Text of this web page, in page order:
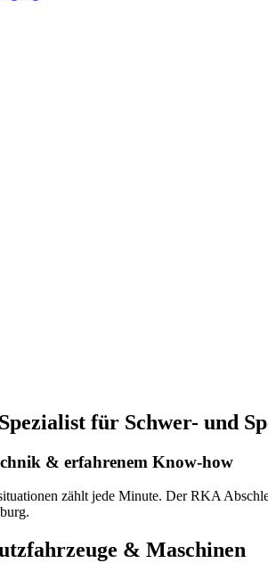
für Schwer- und
& erfahrenem Know-how
zählt jede Minute. Der RKA
& Maschinen